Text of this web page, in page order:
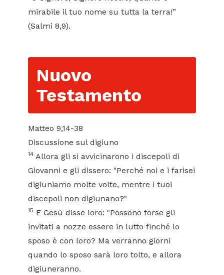
mirabile il tuo nome su tutta la terra!”
(Salmi 8,9).
Nuovo
Testamento
Matteo 9,14-38
Discussione sul digiuno
14 Allora gli si avvicinarono i discepoli di
Giovanni e gli dissero: "Perché noi e i farisei
digiuniamo molte volte, mentre i tuoi
discepoli non digiunano?"
15 E Gesù disse loro: "Possono forse gli
invitati a nozze essere in lutto finché lo
sposo è con loro? Ma verranno giorni
quando lo sposo sarà loro tolto, e allora
digiuneranno.